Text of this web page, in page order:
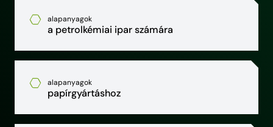
alapanyagok
a petrolkémiai ipar számára
alapanyagok
papírgyártáshoz